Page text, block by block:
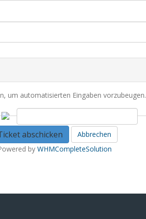
um automatisierten Eingaben vorzubeugen.
Abbrechen
by WHMCompleteSolution